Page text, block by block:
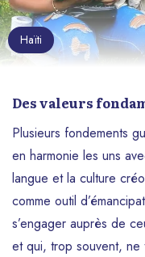
Haïti
Des valeurs
Plusieurs fondements
en harmonie les uns
langue et la culture
comme outil
s’engager auprès de
et qui, trop souvent,